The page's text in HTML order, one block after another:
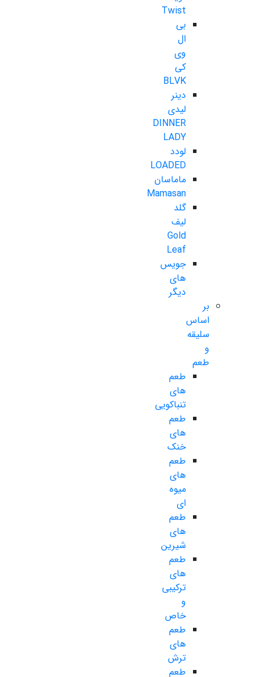
Twist
بی
ال
وی
کی
BLVK
دینر
لیدی
DINNER
LADY
لودد
LOADED
ماماسان
Mamasan
گلد
لیف
Gold
Leaf
جویس
های
دیگر
بر
اساس
سلیقه
و
طعم
طعم
های
تنباکویی
طعم
های
خنک
طعم
های
میوه
ای
طعم
های
شیرین
طعم
های
ترکیبی
و
خاص
طعم
های
ترش
طعم